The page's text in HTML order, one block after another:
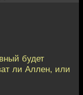
будет
ли Аллен, или